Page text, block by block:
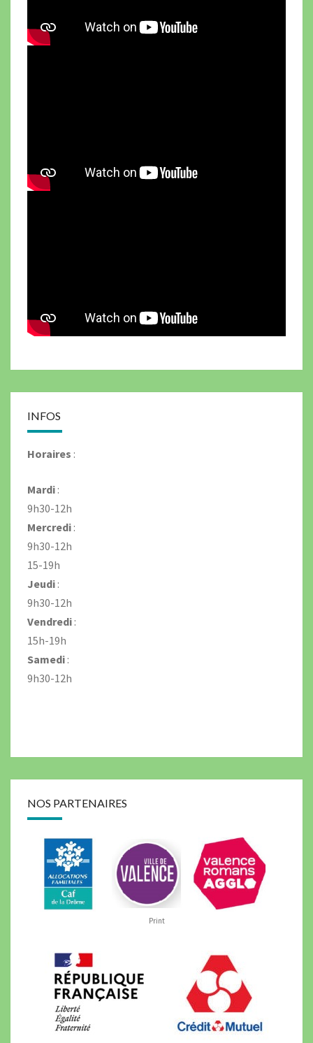
INFOS
Horaires :
Mardi :
9h30-12h
Mercredi :
9h30-12h
15-19h
Jeudi :
9h30-12h
Vendredi :
15h-19h
Samedi :
9h30-12h
NOS PARTENAIRES
Print